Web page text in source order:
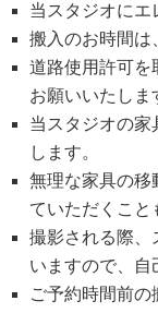
当スタジオにエ
搬入のお時間は
道路使用許可を
お願いいたしま
当スタジオの家
します。
無理な家具の移
ていただくこと
撮影される際、
いますので、自
ご予約時間前